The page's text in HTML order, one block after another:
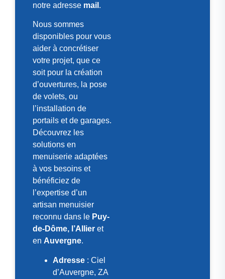
notre adresse mail .
Nous sommes
disponibles pour vous
aider à concrétiser
votre projet, que ce
soit pour la création
d’ouvertures, la pose
de volets, ou
l’installation de
portails et de garages.
Découvrez les
solutions en
menuiserie adaptées
à vos besoins et
bénéficiez de
l’expertise d’un
artisan menuisier
reconnu dans le Puy-
de-Dôme, l’Allier et
en Auvergne.
Adresse : Ciel
d’Auvergne, ZA